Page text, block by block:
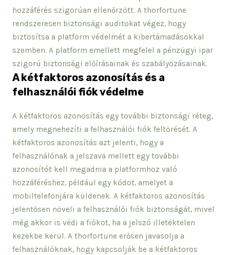
hozzáférés szigorúan ellenőrzött. A thorfortune
rendszeresen biztonsági auditokat végez, hogy
biztosítsa a platform védelmét a kibertámadásokkal
szemben. A platform emellett megfelel a pénzügyi ipar
szigorú biztonsági előírásainak és szabályozásainak.
A kétfaktoros azonosítás és a
felhasználói fiók védelme
A kétfaktoros azonosítás egy további biztonsági réteg,
amely megnehezíti a felhasználói fiók feltörését. A
kétfaktoros azonosítás azt jelenti, hogy a
felhasználónak a jelszava mellett egy további
azonosítót kell megadnia a platformhoz való
hozzáféréshez, például egy kódot, amelyet a
mobiltelefonjára küldenek. A kétfaktoros azonosítás
jelentősen növeli a felhasználói fiók biztonságát, mivel
még akkor is védi a fiókot, ha a jelszó illetéktelen
kezekbe kerül. A thorfortune erősen javasolja a
felhasználóknak, hogy kapcsolják be a kétfaktoros